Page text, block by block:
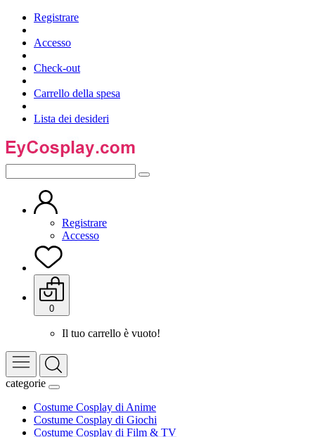
Registrare
Accesso
Check-out
Carrello della spesa
Lista dei desideri
Registrare
Accesso
0
Il tuo carrello è vuoto!
categorie
Costume Cosplay di Anime
Costume Cosplay di Giochi
Costume Cosplay di Film & TV